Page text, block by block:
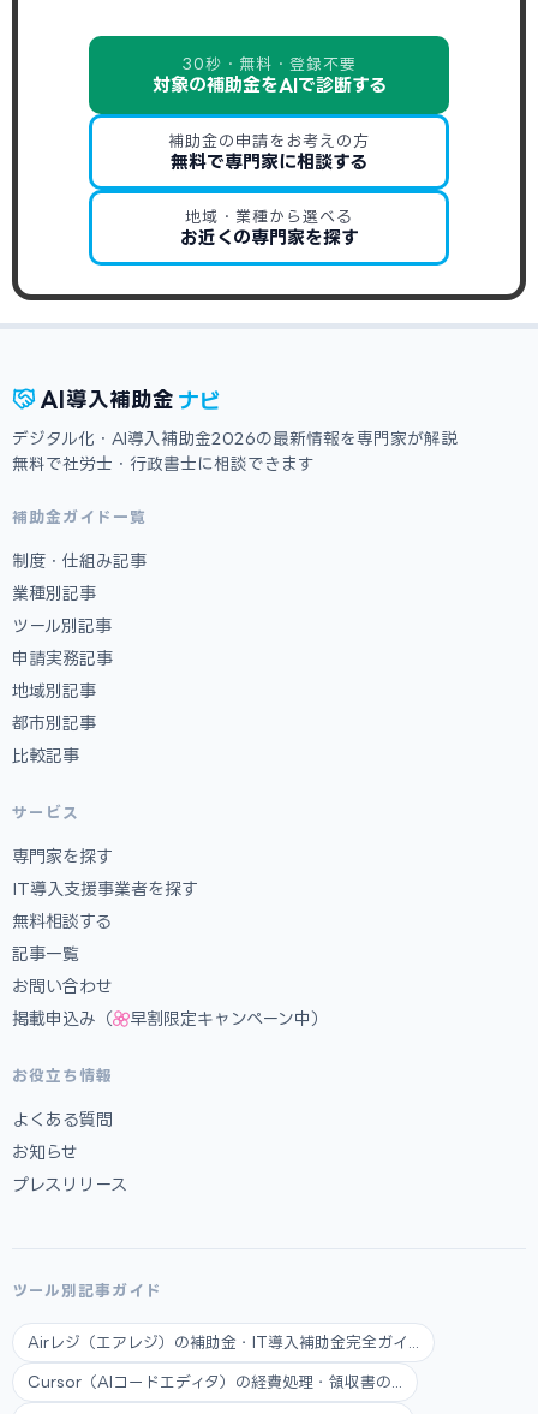
30秒・無料・登録不要
対象の補助金をAIで診断する
補助金の申請をお考えの方
無料で専門家に相談する
地域・業種から選べる
お近くの専門家を探す
AI 導入補助金 ナビ
デジタル化・AI導入補助金2026の最新情報を専門家が解説
無料で社労士・行政書士に相談できます
補助金ガイド一覧
制度・仕組み記事
業種別記事
ツール別記事
申請実務記事
地域別記事
都市別記事
比較記事
サービス
専門家を探す
IT導入支援事業者を探す
無料相談する
記事一覧
お問い合わせ
掲載申込み（
早割限定キャンペーン中）
お役立ち情報
よくある質問
お知らせ
プレスリリース
ツール別記事ガイド
Airレジ（エアレジ）の補助金・IT導入補助金完全ガイ...
Cursor（AIコードエディタ）の経費処理・領収書の...